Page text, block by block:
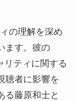
の理解を深め
ます。彼の
リティに関する
聴者に影響を
る藤原和士と